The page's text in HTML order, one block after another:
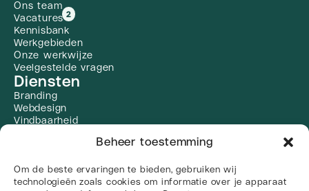
Beheer toestemming
Om de beste ervaringen te bieden, gebruiken wij
technologieën zoals cookies om informatie over je apparaat
Ons team
Vacatures 2
Kennisbank
Werkgebieden
Onze werkwijze
Veelgestelde vragen
Diensten
Branding
Webdesign
Vindbaarheid
Alle diensten
Social media